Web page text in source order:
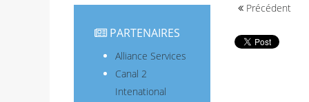
Précédent
PARTENAIRES
Alliance Services
Canal 2
Intenational